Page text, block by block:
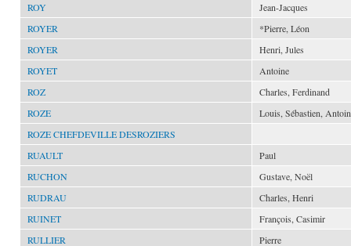
ROY
Jean-Jacques
ROYER
*Pierre, Léon
ROYER
Henri, Jules
ROYET
Antoine
ROZ
Charles, Ferdinand
ROZE
Louis, Sébastien,
ROZE CHEFDEVILLE DESROZIERS
RUAULT
Paul
RUCHON
Gustave, Noël
RUDRAU
Charles, Henri
RUINET
François, Casimir
RULLIER
Pierre